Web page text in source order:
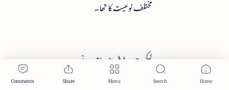
مختلف نوعیت کا تھا۔
لیکن جب ڈپٹی نذیر احمد نے
کرمنل پروسیجر کوڈ کا ترجمہ"